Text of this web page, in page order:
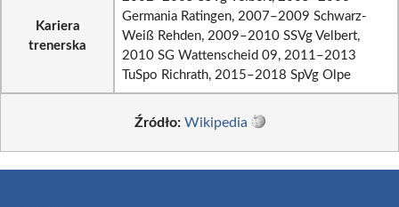
Kariera
trenerska
Germania Ratingen, 2007–2009 Schwarz-
Weiß Rehden, 2009–2010 SSVg Velbert,
2010 SG Wattenscheid 09, 2011–2013
TuSpo Richrath, 2015–2018 SpVg Olpe
Źródło: Wikipedia